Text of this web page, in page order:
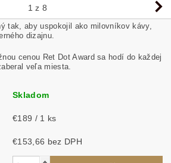
1 z 8
tak, aby uspokojil ako milovníkov kávy,
dizajnu.
cenou Ret Dot Award sa hodí do každej
veľa miesta.
Skladom
€189 / 1 ks
€153,66 bez DPH